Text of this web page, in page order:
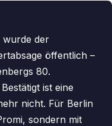
wurde der
öffentlich –
80.
ist eine
nicht. Für Berlin
sondern mit